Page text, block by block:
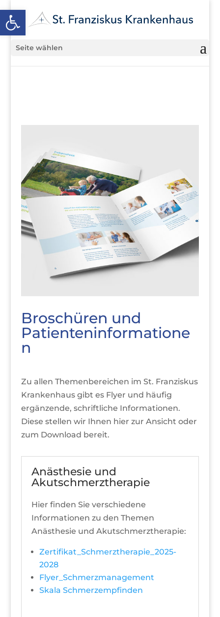
Open toolbar
Seite wählen
Broschüren und
Patienteninformatione
n
Zu allen Themenbereichen im St. Franziskus
Krankenhaus gibt es Flyer und häufig
ergänzende, schriftliche Informationen.
Diese stellen wir Ihnen hier zur Ansicht oder
zum Download bereit.
Anästhesie und
Akutschmerztherapie
Hier finden Sie verschiedene
Informationen zu den Themen
Anästhesie und Akutschmerztherapie:
Zertifikat_Schmerztherapie_2025-
2028
Flyer_Schmerzmanagement
Skala Schmerzempfinden